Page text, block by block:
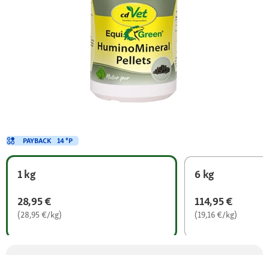
1 kg
28,95 €
(28,95 €/kg)
6 kg
114,95 €
(19,16 €/kg)
PAYBACK 14 °P